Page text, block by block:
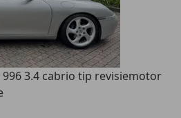
996 3.4 cabrio tip revisiemotor